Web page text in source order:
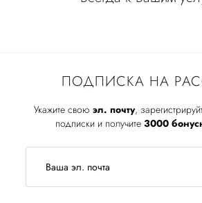
ПОДПИСКА НА
Укажите свою эл. почту,
подписки и получите 3000